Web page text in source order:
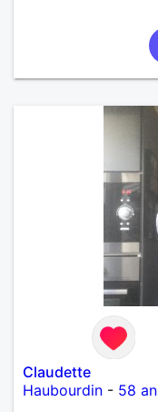
Claudette
Haubourdin - 58